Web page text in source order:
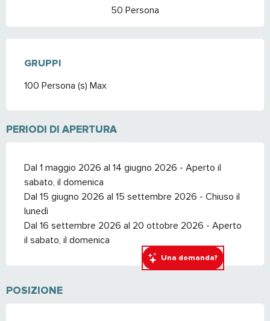
Una domanda?
50 Persona
GRUPPI
GRUPPI
100 Persona (s) Max
PERIODI DI APERTURA
Dal 1 maggio 2026 al 14 giugno 2026 - Aperto il
sabato, il domenica
Dal 15 giugno 2026 al 15 settembre 2026 - Chiuso il
lunedì
Dal 16 settembre 2026 al 20 ottobre 2026 - Aperto
il sabato, il domenica
POSIZIONE